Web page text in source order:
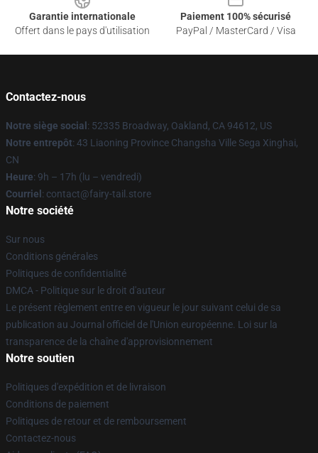
Garantie internationale
Offert dans le pays d'utilisation
Paiement 100% sécurisé
PayPal / MasterCard / Visa
Contactez-nous
Notre siège social : 52335 Broadway, Oakland, CA 94612, US
Notre entrepôt: 43 Liaoning Province Changsha Ville Sega Xinghai,
CN
Heure: 9h – 17h (lu – vendredi)
Courriel : contact@fairy-tail.store
Notre société
Sur nous
Conditions générales
Politiques de confidentialité
DMCA - Politique sur le droit d'auteur
Le présent règlement entre en vigueur le jour suivant celui de sa
publication au Journal officiel de l'Union européenne. Loi sur la
transparence de la chaîne d'approvisionnement
Notre soutien
Politiques d'expédition et de livraison
Conditions de paiement
Politiques de retour et de remboursement
Contactez-nous